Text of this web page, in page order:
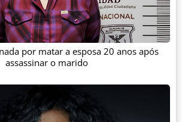
por matar a esposa 20 anos após
assassinar o marido